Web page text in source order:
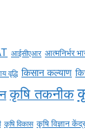
आईसीएआर आत्मनिर्भर
वृद्धि किसान कल्याण
कृषि तकनीक
कृषि विकास कृषि विज्ञान केंद्र